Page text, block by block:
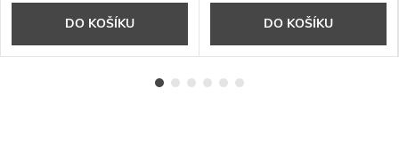
DO KOŠÍKU DO KOŠÍKU